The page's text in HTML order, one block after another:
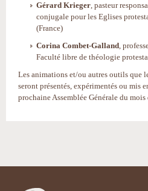
Gérard Krieger, pasteur
conjugale pour les Eglises
(France)
Corina Combet-Galland,
Faculté libre de théologie
Les animations et/ou autres outils que
seront présentés, expérimentés ou mis
prochaine Assemblée Générale du
document